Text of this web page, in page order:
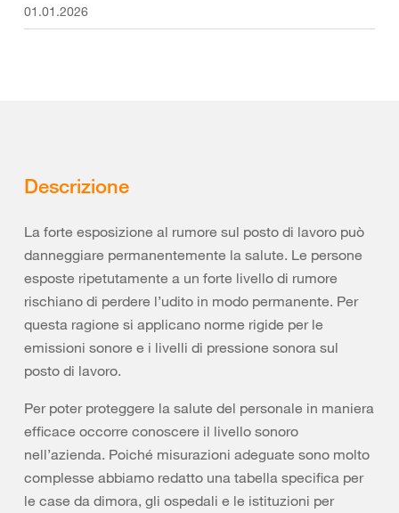
01.01.2026
Descrizione
La forte esposizione al rumore sul posto di lavoro può
danneggiare permanentemente la salute. Le persone
esposte ripetutamente a un forte livello di rumore
rischiano di perdere l’udito in modo permanente. Per
questa ragione si applicano norme rigide per le
emissioni sonore e i livelli di pressione sonora sul
posto di lavoro.
Per poter proteggere la salute del personale in maniera
efficace occorre conoscere il livello sonoro
nell’azienda. Poiché misurazioni adeguate sono molto
complesse abbiamo redatto una tabella specifica per
le case da dimora, gli ospedali e le istituzioni per